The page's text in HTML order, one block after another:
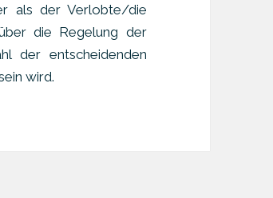
als der Verlobte/die
die Regelung der
der entscheidenden
wird.